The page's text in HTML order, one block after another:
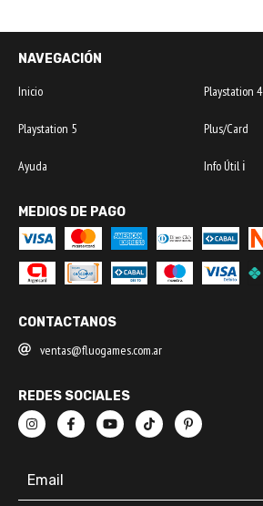
NAVEGACIÓN
Inicio Playstation 4
Playstation 5 Plus/Card
Ayuda Info Útil ℹ️
MEDIOS DE PAGO
CONTACTANOS
ventas@fluogames.com.ar
REDES SOCIALES